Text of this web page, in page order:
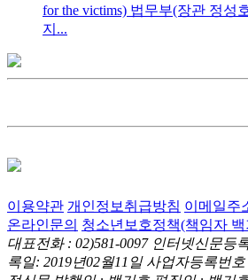
for the victims) 법무부(장관 정성
지...
이용약관 개인정보취급방침 이메일주
온라인문의 청소년보호정책(책임자
대표전화 : 02)581-0097 인터넷신문등
록일: 2019년02월11일 사업자등록번호